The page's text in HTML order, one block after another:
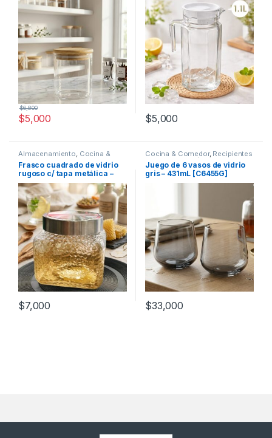
$5,000
$6,800
$5,000
Almacenamiento, Cocina &
Comedor Frascos y Jarras
Recipientes para bebidas y
líquidos
Frasco cuadrado de vidrio
rugoso c/ tapa metálica –
1.1L [A1131]
$7,000
Cocina & Comedor, Recipientes
para bebidas y líquidos Vasos
Juego de 6 vasos de vidrio
gris – 431mL [C6455G]
$33,000